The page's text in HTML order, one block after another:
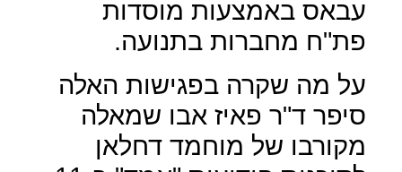
עבאס באמצעות מוסדות
פת"ח מחברות בתנועה.
על מה שקרה בפגישות האלה
סיפר ד"ר פאיז אבו שמאלה
מקורבו של מוחמד דחלאן